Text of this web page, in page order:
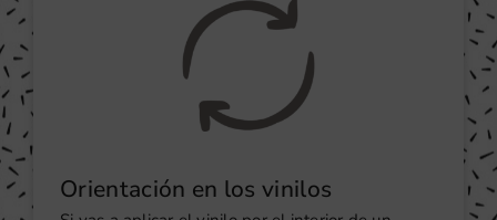
Orientación en los vinilos